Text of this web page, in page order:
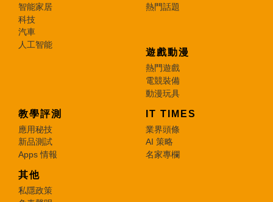
智能家居
科技
汽車
人工智能
熱門話題
遊戲動漫
熱門遊戲
電競裝備
動漫玩具
教學評測
應用秘技
新品測試
Apps 情報
IT TIMES
業界頭條
AI 策略
名家專欄
其他
私隱政策